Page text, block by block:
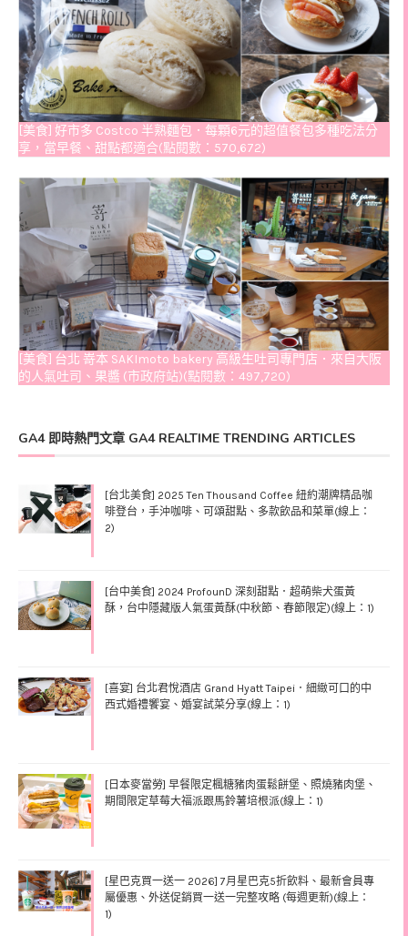
[美食] 好市多 Costco 半熟麵包．每顆6元的超值餐包多種吃法分
享，當早餐、甜點都適合(點閱數：570,672)
[美食] 台北 嵜本 SAKImoto bakery 高級生吐司專門店．來自大阪
的人氣吐司、果醬 (市政府站)(點閱數：497,720)
GA4 即時熱門文章 GA4 REALTIME TRENDING ARTICLES
[台北美食] 2025 Ten Thousand Coffee 紐約潮牌精品咖
啡登台，手沖咖啡、可頌甜點、多款飲品和菜單(線上：
2)
[台中美食] 2024 ProfounD 深刻甜點．超萌柴犬蛋黃
酥，台中隱藏版人氣蛋黃酥(中秋節、春節限定)(線上：1)
[喜宴] 台北君悅酒店 Grand Hyatt Taipei．細緻可口的中
西式婚禮饗宴、婚宴試菜分享(線上：1)
[日本麥當勞] 早餐限定楓糖豬肉蛋鬆餅堡、照燒豬肉堡、
期間限定草莓大福派跟馬鈴薯培根派(線上：1)
[星巴克買一送一 2026] 7月星巴克5折飲料、最新會員專
屬優惠、外送促銷買一送一完整攻略 (每週更新)(線上：
1)